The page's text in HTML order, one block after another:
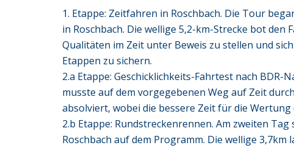
1. Etappe: Zeitfahren in Roschbach. Die Tour
in Roschbach. Die wellige 5,2-km-Strecke bot
Qualitäten im Zeit unter Beweis zu stellen und
Etappen zu sichern.
2.a Etappe: Geschicklichkeits-Fahrtest nach
musste auf dem vorgegebenen Weg auf Zeit
absolviert, wobei die bessere Zeit für die
2.b Etappe: Rundstreckenrennen. Am zweiten
Roschbach auf dem Programm. Die wellige